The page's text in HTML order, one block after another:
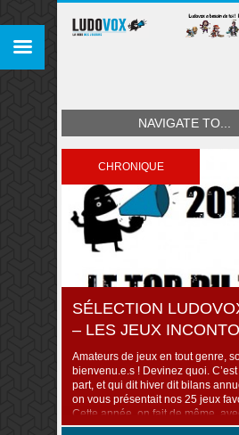
NAVIGATE TO...
CHRONIQUE
SÉLECTION
– LES JEUX
Amateurs de jeux en tout genre,
bienvenu.e.s ! Devinez quoi.
part, et qui dit hiver dit bilans
on vous présentait nos 25 jeux
Cette année, on fait de même,
de plus. Parce que dans le millier